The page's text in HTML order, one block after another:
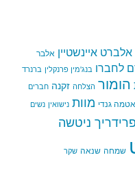
אלברט איינשטיין אלבר
לחברו בנג'מין פרנקלין ברנרד
הומור הצלחה זקנה חברים
גנדי מוות נישואין נשים
פרידריך ניטשה
שמחה שנאה שקר